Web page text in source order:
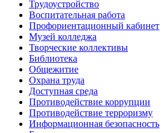
Трудоустройство
Воспитательная работа
Профориентационный кабинет
Музей колледжа
Творческие коллективы
Библиотека
Общежитие
Охрана труда
Доступная среда
Противодействие коррупции
Противодействие терроризму
Информационная безопасность